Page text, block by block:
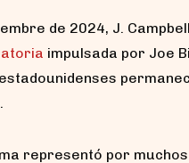
de 2024, J.
impulsada por Joe
representó por